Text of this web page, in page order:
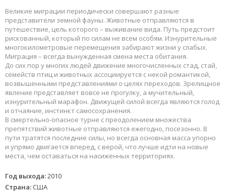
Великие миграции периодически совершают разные
представители земной фауны. Животные отправляются в
путешествие, цель которого – выживание вида. Путь предстоит
рискованный, который по силам не всем особям. Изнурительные
многокилометровые перемещения забирают жизни у слабых.
Миграция – всегда вынужденная смена места обитания.
До сих пор у многих людей движение многочисленных стад, стай,
семейств птиц и животных ассоциируется с некой романтикой,
возвышенными представлениями о целях переходов. Зрелищное
явление представляет вовсе не прогулку, а мучительный,
изнурительный марафон. Движущей силой всегда являются голод
и отчаяние, инстинкт самосохранения.
В смертельно-опасное турне с преодолением множества
препятствий животные отправляются ежегодно, посезонно. В
пути тратятся последние силы, но всегда основная масса упорно
и упрямо двигается вперед, с верой, что лучше идти на новые
места, чем оставаться на насиженных территориях.
Год выхода:2010
Страна: США